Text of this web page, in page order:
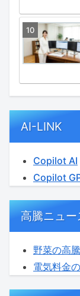
AI-LINK
Copilot AI
Copilot
高騰ニュー
野菜の高騰
電気料金